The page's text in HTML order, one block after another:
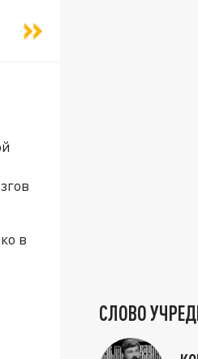
в
СЛОВО